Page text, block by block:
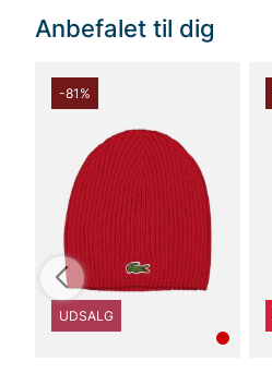
Anbefalet til dig
-81%
UDSALG